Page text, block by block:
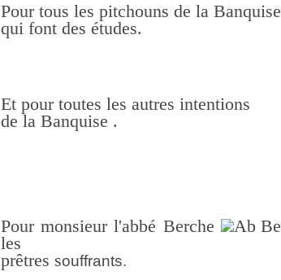
Pour tous les pitchouns de la Banquise
qui font des études.
Et pour toutes les autres intentions
de la Banquise .
Pour monsieur l'abbé Berche
les
prêtres souffrants.